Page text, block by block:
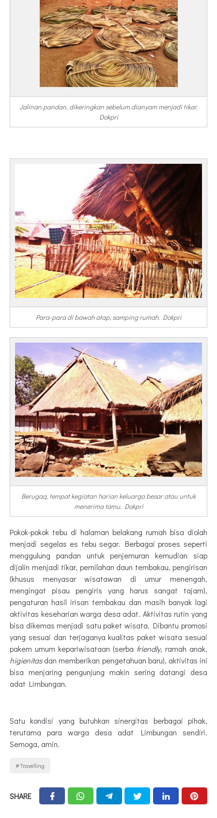
Jalinan pandan, dikeringkan sebelum dianyam menjadi tikar.
Dokpri
Para-para di bawah atap, samping rumah. Dokpri
Berugaq, tempat kegiatan harian keluarga besar atau untuk
menerima tamu. Dokpri
Pokok-pokok tebu di halaman belakang rumah bisa diolah
menjadi segelas es tebu segar. Berbagai proses seperti
menggulung pandan untuk penjemuran kemudian siap
dijalin menjadi tikar, pemilahan daun tembakau, pengirisan
(khusus menyasar wisatawan di umur menengah,
mengingat pisau pengiris yang harus sangat tajam),
pengaturan hasil irisan tembakau dan masih banyak lagi
aktivitas keseharian warga desa adat. Aktivitas rutin yang
bisa dikemas menjadi satu paket wisata. Dibantu promosi
yang sesuai dan terjaganya kualitas paket wisata sesuai
pakem umum kepariwisataan (serba friendly, ramah anak,
higienitasdan memberikan pengetahuan baru), aktivitas ini
bisa menjaring pengunjung makin sering datangi desa
adat Limbungan.
Satu kondisi yang butuhkan sinergitas berbagai pihak,
terutama para warga desa adat Limbungan sendiri.
Semoga, amin.
Travelling
SHARE